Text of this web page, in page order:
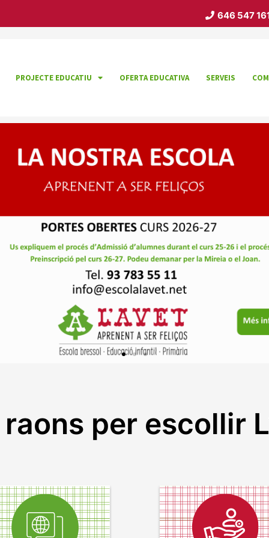
646 547
PROJECTE EDUCATIU OFERTA EDUCATIVA SERVEIS
per escollir